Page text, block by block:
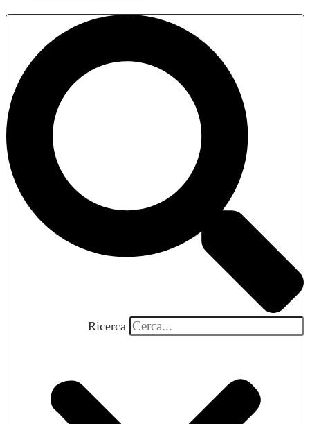
Ricerca